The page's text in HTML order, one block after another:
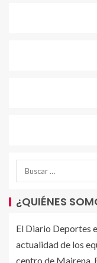
¿QUIÉNES
El Diario Deportes
actualidad de los
centro de Mairena.